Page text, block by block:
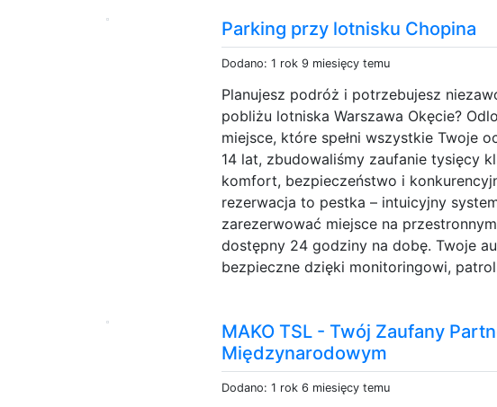
Parking przy lotnisku Chopina
Dodano: 1 rok 9 miesięcy temu
Planujesz podróż i potrzebujesz
pobliżu lotniska Warszawa Okęcie?
miejsce, które spełni wszystkie Twoje
14 lat, zbudowaliśmy zaufanie tysięcy
komfort, bezpieczeństwo i
rezerwacja to pestka – intuicyjny
zarezerwować miejsce na
dostępny 24 godziny na dobę. Twoje
bezpieczne dzięki monitoringowi,
MAKO TSL - Twój Zaufany
Międzynarodowym
Dodano: 1 rok 6 miesięcy temu